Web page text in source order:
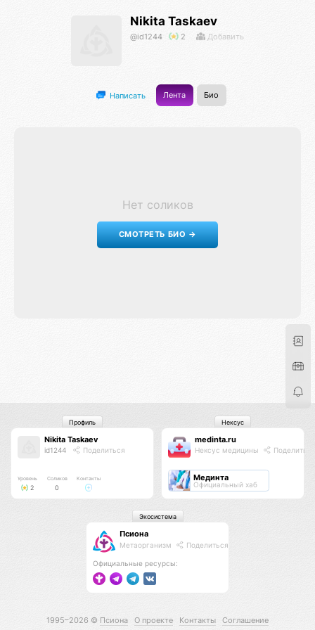
Nikita Taskaev
@id1244 2 Добавить
Написать Лента Био
Нет соликов
СМОТРЕТЬ БИО →
Nikita Taskaev
id1244 Поделиться
Уровень
2
Соликов
0
Контакты
Профиль
medinta.ru
Нексус медицины Поделиться
Мединта
Официальный хаб
Нексус
Псиона
Метаорганизм Поделиться
Официальные ресурсы:
Экосистема
1995–2026 © Псиона О проекте Контакты Соглашение